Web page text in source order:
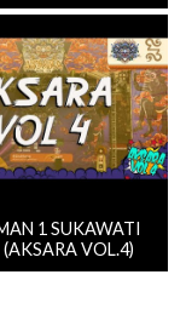
1 SUKAWATI
VOL.4)